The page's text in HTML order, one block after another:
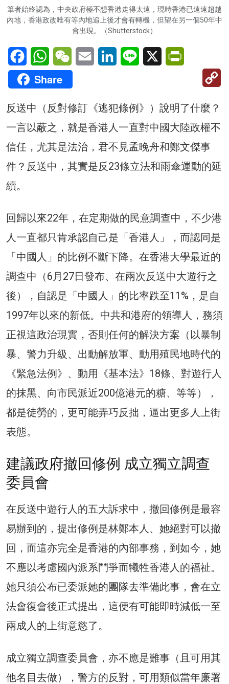
筆者始終認為，中央政府極不想香港走得太遠，現時香港已遠遠超越
內地，香港政改唯有等內地追上後才會有轉機，但望在另一個50年中
會出現。（Shutterstock）
FacebookWhatsAppWeChatEmail LinkedInLine X
Share
反送中（反對修訂《逃犯條例》）說明了什麼？
一言以蔽之，就是香港人一直對中國大陸政權不
信任，尤其是法治，君不見孟晚舟和鄭文傑事
件？反送中，其實是反23條立法和雨傘運動的延
續。
回歸以來22年，在定期做的民意調查中，不少港
人一直都只肯承認自己是「香港人」，而認同是
「中國人」的比例不斷下降。在香港大學最近的
調查中（6月27日發布、在兩次反送中大遊行之
後），自認是「中國人」的比率跌至11%，是自
1997年以來的新低。中共和港府的領導人，務須
正視這政治現實，否則任何的解決方案（以暴制
暴、警力升級、出動解放軍、動用殖民地時代的
《緊急法例》、動用《基本法》18條、對遊行人
的抹黑、向市民派近200億港元的糖、等等），
都是徒勞的，更可能弄巧反拙，逼出更多人上街
表態。
建議政府撤回修例 成立獨立調查
委員會
在反送中遊行人的五大訴求中，撤回修例是最容
易辦到的，提出修例是林鄭本人、她絕對可以撤
回，而這亦完全是香港的內部事務，到如今，她
不應以考慮國內派系鬥爭而犧牲香港人的福祉。
她只須公布已委派她的團隊去準備此事，會在立
法會復會後正式提出，這便有可能即時減低一至
兩成人的上街意慾了。
成立獨立調查委員會，亦不應是難事（且可用其
他名目去做），警方的反對，可用類似當年廉署